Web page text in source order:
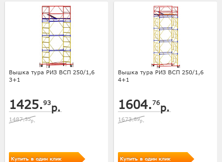
Вышка тура РИЗ ВСП 250/1,6
3+1
1425.93р.
1487.35р.
Купить в один клик
Вышка тура РИЗ ВСП 250/1,6
4+1
1604. 76р.
1673.89р.
Купить в один клик